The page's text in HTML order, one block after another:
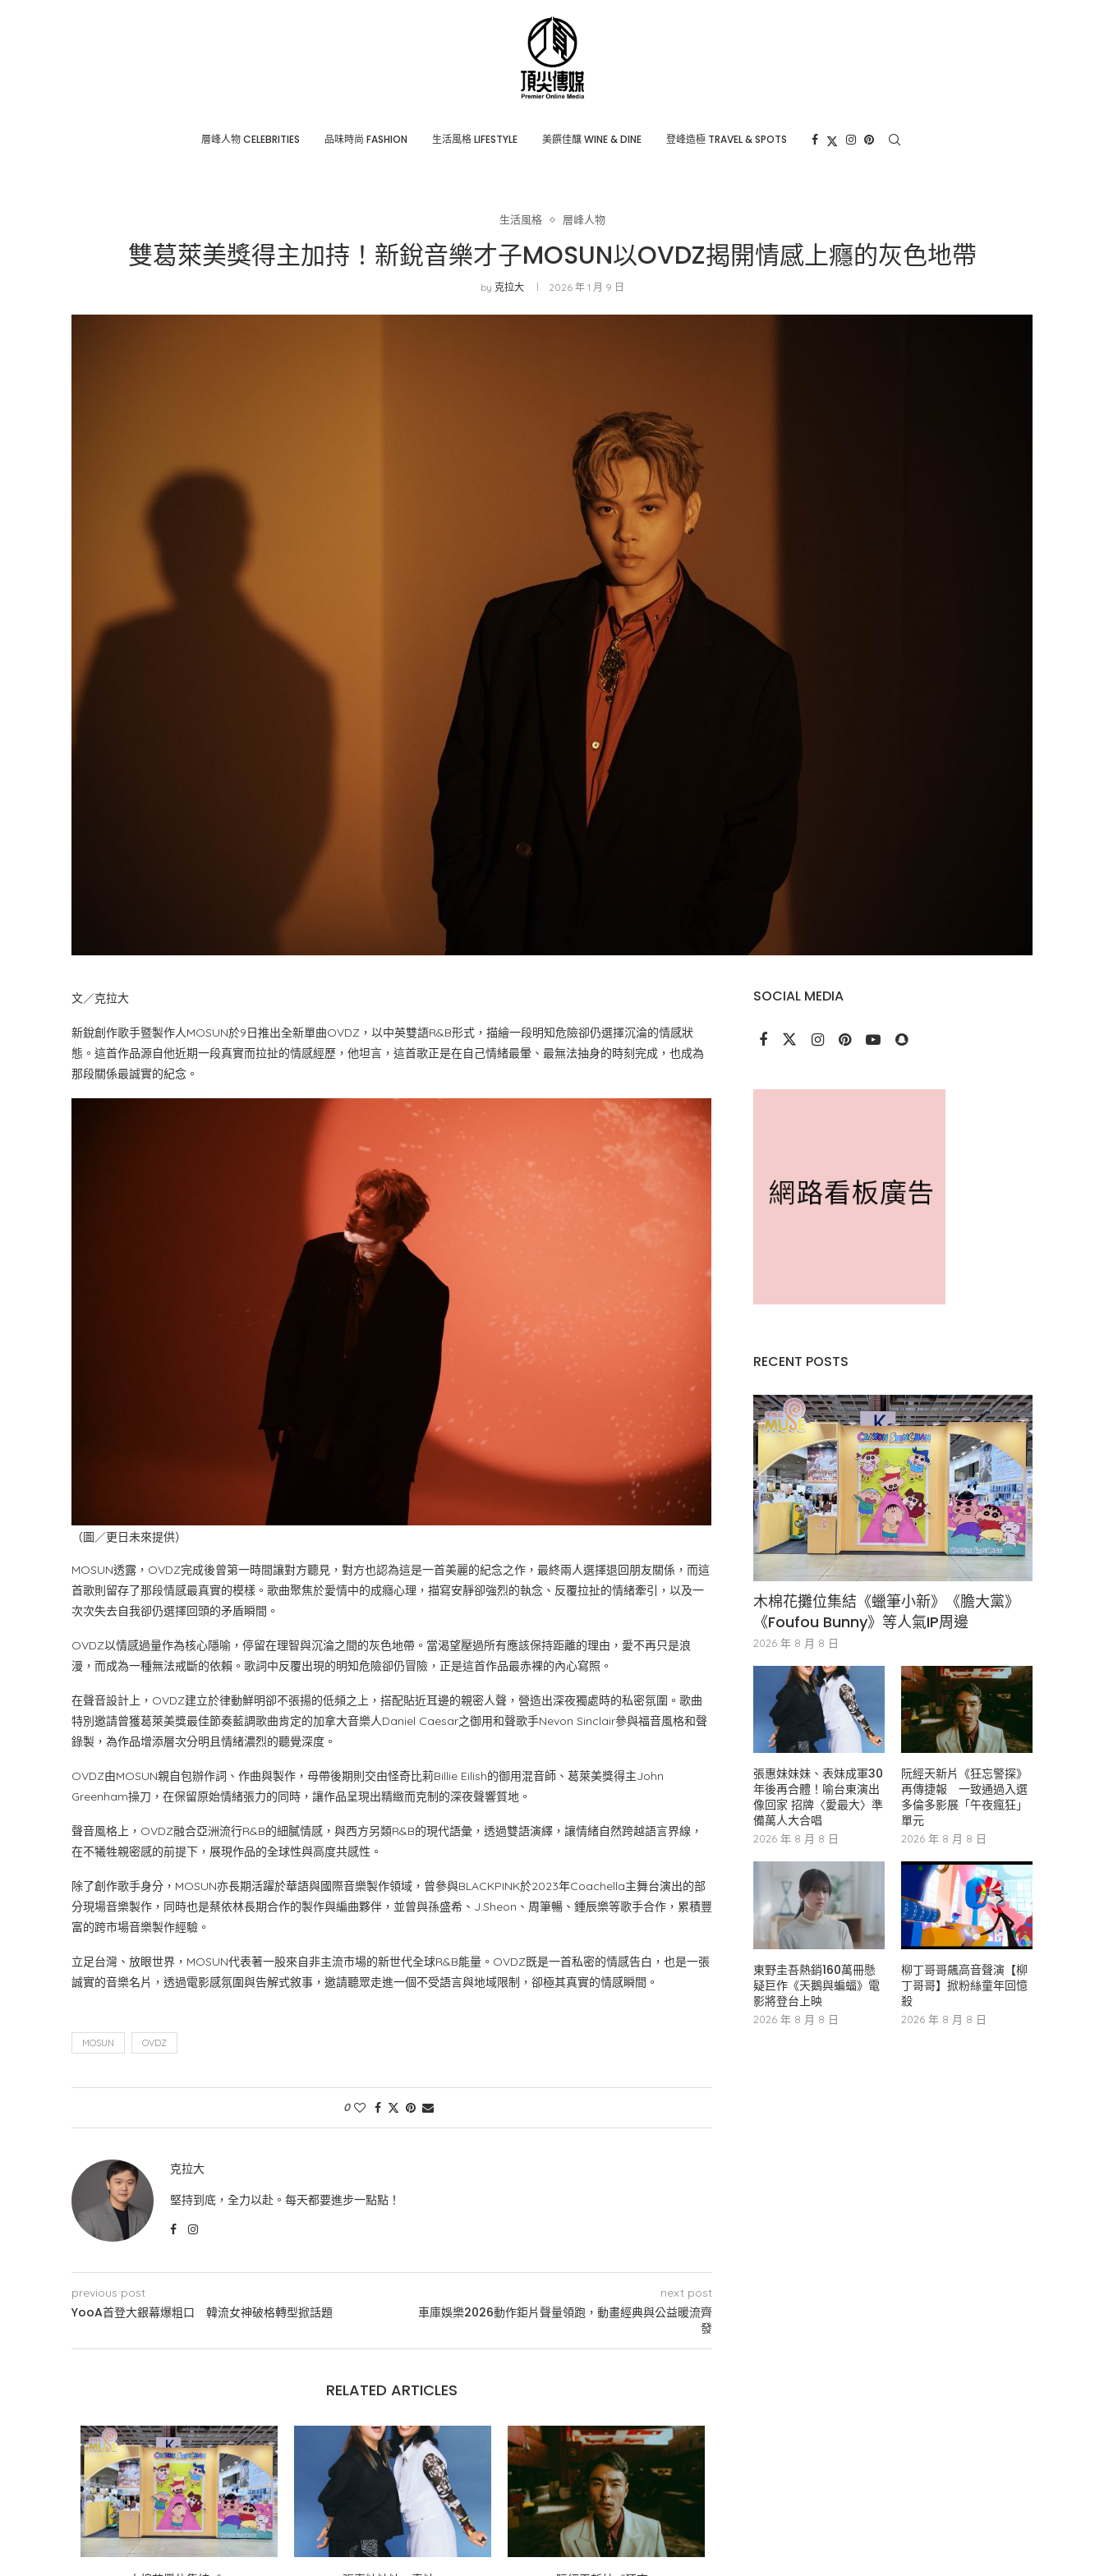
層峰⼈物 CELEBRITIES 品味時尚 FASHION ⽣活風格 LIFESTYLE 美饌佳釀 WINE & DINE 登峰造極 TRAVEL & SPOTS
生活風格 層峰⼈物
雙葛萊美獎得主加持！新銳音樂才子MOSUN以OVDZ揭開情感上癮的灰色地帶
by 克拉大 2026 年 1 月 9 日
文／克拉大
新銳創作歌手暨製作人MOSUN於9日推出全新單曲OVDZ，以中英雙語R&B形式，描繪一段明知危險卻仍選擇沉淪的情感狀
態。這首作品源自他近期一段真實而拉扯的情感經歷，他坦言，這首歌正是在自己情緒最暈、最無法抽身的時刻完成，也成為
那段關係最誠實的紀念。
（圖／更日未來提供）
MOSUN透露，OVDZ完成後曾第一時間讓對方聽見，對方也認為這是一首美麗的紀念之作，最終兩人選擇退回朋友關係，而這
首歌則留存了那段情感最真實的模樣。歌曲聚焦於愛情中的成癮心理，描寫安靜卻強烈的執念、反覆拉扯的情緒牽引，以及一
次次失去自我卻仍選擇回頭的矛盾瞬間。
OVDZ以情感過量作為核心隱喻，停留在理智與沉淪之間的灰色地帶。當渴望壓過所有應該保持距離的理由，愛不再只是浪
漫，而成為一種無法戒斷的依賴。歌詞中反覆出現的明知危險卻仍冒險，正是這首作品最赤裸的內心寫照。
在聲音設計上，OVDZ建立於律動鮮明卻不張揚的低頻之上，搭配貼近耳邊的親密人聲，營造出深夜獨處時的私密氛圍。歌曲
特別邀請曾獲葛萊美獎最佳節奏藍調歌曲肯定的加拿大音樂人Daniel Caesar之御用和聲歌手Nevon Sinclair參與福音風格和聲
錄製，為作品增添層次分明且情緒濃烈的聽覺深度。
OVDZ由MOSUN親自包辦作詞、作曲與製作，母帶後期則交由怪奇比莉Billie Eilish的御用混音師、葛萊美獎得主John
Greenham操刀，在保留原始情緒張力的同時，讓作品呈現出精緻而克制的深夜聲響質地。
聲音風格上，OVDZ融合亞洲流行R&B的細膩情感，與西方另類R&B的現代語彙，透過雙語演繹，讓情緒自然跨越語言界線，
在不犧牲親密感的前提下，展現作品的全球性與高度共感性。
除了創作歌手身分，MOSUN亦長期活躍於華語與國際音樂製作領域，曾參與BLACKPINK於2023年Coachella主舞台演出的部
分現場音樂製作，同時也是蔡依林長期合作的製作與編曲夥伴，並曾與孫盛希、J.Sheon、周筆暢、鍾辰樂等歌手合作，累積豐
富的跨市場音樂製作經驗。
立足台灣、放眼世界，MOSUN代表著一股來自非主流市場的新世代全球R&B能量。OVDZ既是一首私密的情感告白，也是一張
誠實的音樂名片，透過電影感氛圍與告解式敘事，邀請聽眾走進一個不受語言與地域限制，卻極其真實的情感瞬間。
MOSUN OVDZ
0
克拉大
堅持到底，全力以赴。每天都要進步一點點！
previous post
YooA首登大銀幕爆粗口 韓流女神破格轉型掀話題
next post
車庫娛樂2026動作鉅片聲量領跑，動畫經典與公益暖流齊
發
RELATED ARTICLES
SOCIAL MEDIA
RECENT POSTS
木棉花攤位集結《蠟筆小新》《膽大黨》
《Foufou Bunny》等人氣IP周邊
2026 年 8 月 8 日
張惠妹妹妹、表妹成軍30
年後再合體！喻台東演出
像回家 招牌〈愛最大〉準
備萬人大合唱
2026 年 8 月 8 日
阮經天新片《狂忘警探》
再傳捷報 一致通過入選
多倫多影展「午夜瘋狂」
單元
2026 年 8 月 8 日
東野圭吾熱銷160萬冊懸
疑巨作《天鵝與蝙蝠》電
影將登台上映
2026 年 8 月 8 日
柳丁哥哥飆高音聲演【柳
丁哥哥】掀粉絲童年回憶
殺
2026 年 8 月 8 日